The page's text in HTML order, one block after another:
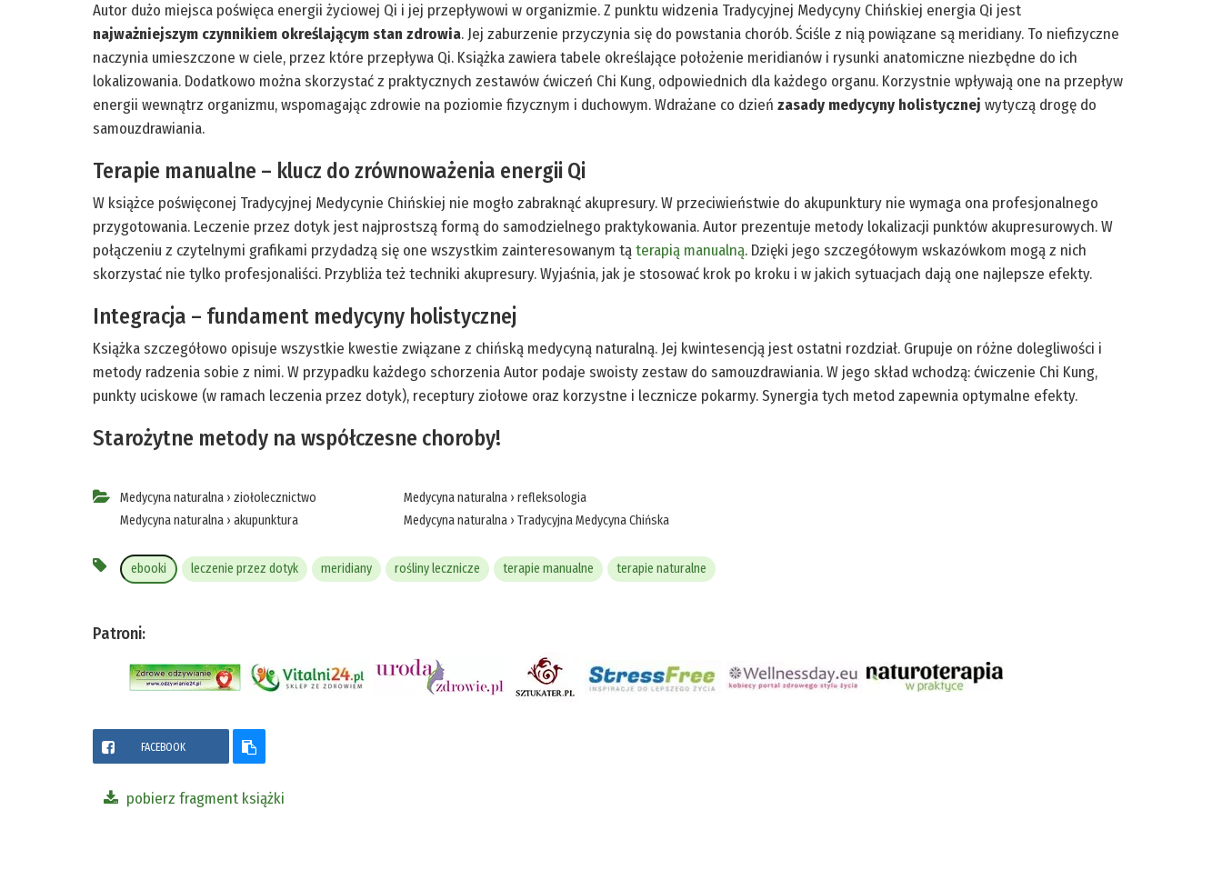
Autor dużo miejsca poświęca energii życiowej Qi i jej przepływowi w organizmie. Z punktu widzenia Tradycyjnej Medycyny Chińskiej energia Qi jest
najważniejszym czynnikiem określającym stan zdrowia. Jej zaburzenie przyczynia się do powstania chorób. Ściśle z nią powiązane są meridiany. To niefizyczne
naczynia umieszczone w ciele, przez które przepływa Qi. Książka zawiera tabele określające położenie meridianów i rysunki anatomiczne niezbędne do ich
lokalizowania. Dodatkowo można skorzystać z praktycznych zestawów ćwiczeń Chi Kung, odpowiednich dla każdego organu. Korzystnie wpływają one na przepływ
energii wewnątrz organizmu, wspomagając zdrowie na poziomie fizycznym i duchowym. Wdrażane co dzień zasady medycyny holistycznej wytyczą drogę do
samouzdrawiania.
Terapie manualne – klucz do zrównoważenia energii Qi
W książce poświęconej Tradycyjnej Medycynie Chińskiej nie mogło zabraknąć akupresury. W przeciwieństwie do akupunktury nie wymaga ona profesjonalnego
przygotowania. Leczenie przez dotyk jest najprostszą formą do samodzielnego praktykowania. Autor prezentuje metody lokalizacji punktów akupresurowych. W
połączeniu z czytelnymi grafikami przydadzą się one wszystkim zainteresowanym tąterapią manualną. Dzięki jego szczegółowym wskazówkom mogą z nich
skorzystać nie tylko profesjonaliści. Przybliża też techniki akupresury. Wyjaśnia, jak je stosować krok po kroku i w jakich sytuacjach dają one najlepsze efekty.
Integracja – fundament medycyny holistycznej
Książka szczegółowo opisuje wszystkie kwestie związane z chińską medycyną naturalną. Jej kwintesencją jest ostatni rozdział. Grupuje on różne dolegliwości i
metody radzenia sobie z nimi. W przypadku każdego schorzenia Autor podaje swoisty zestaw do samouzdrawiania. W jego skład wchodzą: ćwiczenie Chi Kung,
punkty uciskowe (w ramach leczenia przez dotyk), receptury ziołowe oraz korzystne i lecznicze pokarmy. Synergia tych metod zapewnia optymalne efekty.
Starożytne metody na współczesne choroby!
Medycyna naturalna › ziołolecznictwo
Medycyna naturalna › akupunktura
Medycyna naturalna › refleksologia
Medycyna naturalna › Tradycyjna Medycyna Chińska
ebooki leczenie przez dotyk meridiany rośliny lecznicze terapie manualne terapie naturalne
Patroni:
FACEBOOK
pobierz fragment książki